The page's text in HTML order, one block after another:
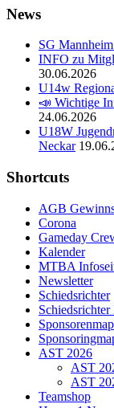
News
SG
INFO zu
30.06.2026
U14w
📣 Wichtige
24.06.2026
U18W
Neckar
Shortcuts
AGB
Corona
Gameday
Kalender
MTBA
Newsletter
Schiedsrichter
Schiedsrichter
AST 2026
AST
AST
Teamshop